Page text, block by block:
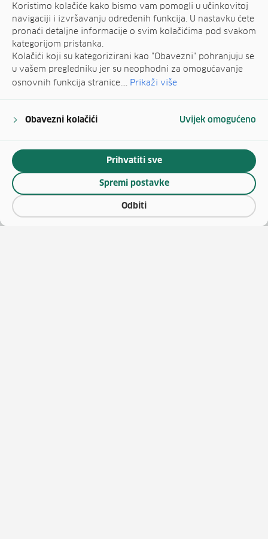
Koristimo kolačiće kako bismo vam pomogli u učinkovitoj
navigaciji i izvršavanju određenih funkcija. U nastavku ćete
pronaći detaljne informacije o svim kolačićima pod svakom
kategorijom pristanka.
Kolačići koji su kategorizirani kao "Obavezni" pohranjuju se
u vašem pregledniku jer su neophodni za omogućavanje
osnovnih funkcija stranice.... Prikaži više
Obavezni kolačići Uvijek omogućeno
Odbiti
Spremi postavke
Prihvatiti sve